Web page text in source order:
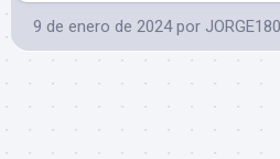
9 de enero de 2024 por